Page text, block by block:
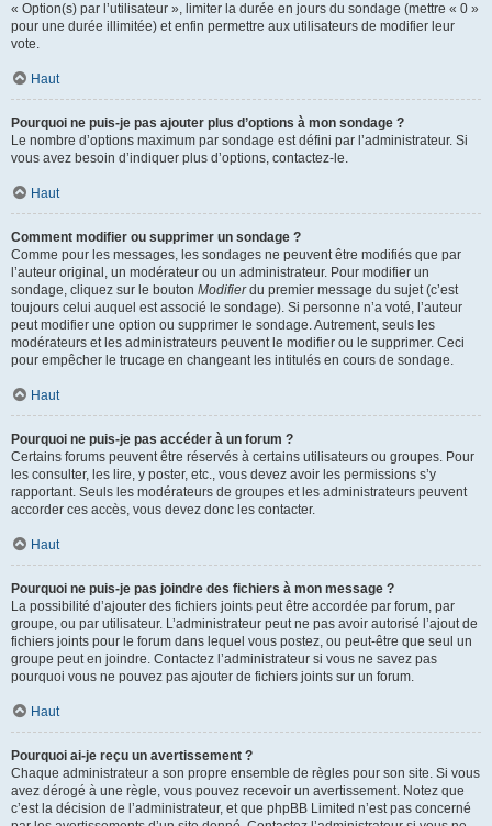
« Option(s) par l’utilisateur », limiter la durée en jours du sondage (mettre « 0 »
pour une durée illimitée) et enfin permettre aux utilisateurs de modifier leur
vote.
Haut
Pourquoi ne puis-je pas ajouter plus d’options à mon sondage ?
Le nombre d’options maximum par sondage est défini par l’administrateur. Si
vous avez besoin d’indiquer plus d’options, contactez-le.
Haut
Comment modifier ou supprimer un sondage ?
Comme pour les messages, les sondages ne peuvent être modifiés que par
l’auteur original, un modérateur ou un administrateur. Pour modifier un
sondage, cliquez sur le bouton Modifierdu premier message du sujet (c’est
toujours celui auquel est associé le sondage). Si personne n’a voté, l’auteur
peut modifier une option ou supprimer le sondage. Autrement, seuls les
modérateurs et les administrateurs peuvent le modifier ou le supprimer. Ceci
pour empêcher le trucage en changeant les intitulés en cours de sondage.
Haut
Pourquoi ne puis-je pas accéder à un forum ?
Certains forums peuvent être réservés à certains utilisateurs ou groupes. Pour
les consulter, les lire, y poster, etc., vous devez avoir les permissions s’y
rapportant. Seuls les modérateurs de groupes et les administrateurs peuvent
accorder ces accès, vous devez donc les contacter.
Haut
Pourquoi ne puis-je pas joindre des fichiers à mon message ?
La possibilité d’ajouter des fichiers joints peut être accordée par forum, par
groupe, ou par utilisateur. L’administrateur peut ne pas avoir autorisé l’ajout de
fichiers joints pour le forum dans lequel vous postez, ou peut-être que seul un
groupe peut en joindre. Contactez l’administrateur si vous ne savez pas
pourquoi vous ne pouvez pas ajouter de fichiers joints sur un forum.
Haut
Pourquoi ai-je reçu un avertissement ?
Chaque administrateur a son propre ensemble de règles pour son site. Si vous
avez dérogé à une règle, vous pouvez recevoir un avertissement. Notez que
c’est la décision de l’administrateur, et que phpBB Limited n’est pas concerné